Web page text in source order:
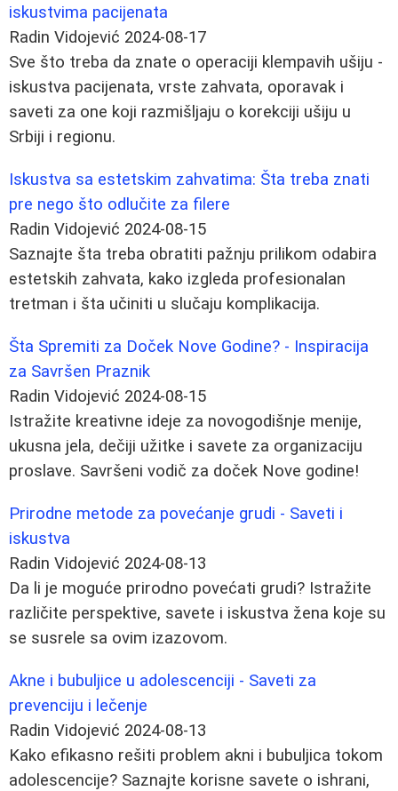
iskustvima pacijenata
Radin Vidojević 2024-08-17
Sve što treba da znate o operaciji klempavih ušiju -
iskustva pacijenata, vrste zahvata, oporavak i
saveti za one koji razmišljaju o korekciji ušiju u
Srbiji i regionu.
Iskustva sa estetskim zahvatima: Šta treba znati
pre nego što odlučite za filere
Radin Vidojević 2024-08-15
Saznajte šta treba obratiti pažnju prilikom odabira
estetskih zahvata, kako izgleda profesionalan
tretman i šta učiniti u slučaju komplikacija.
Šta Spremiti za Doček Nove Godine? - Inspiracija
za Savršen Praznik
Radin Vidojević 2024-08-15
Istražite kreativne ideje za novogodišnje menije,
ukusna jela, dečiji užitke i savete za organizaciju
proslave. Savršeni vodič za doček Nove godine!
Prirodne metode za povećanje grudi - Saveti i
iskustva
Radin Vidojević 2024-08-13
Da li je moguće prirodno povećati grudi? Istražite
različite perspektive, savete i iskustva žena koje su
se susrele sa ovim izazovom.
Akne i bubuljice u adolescenciji - Saveti za
prevenciju i lečenje
Radin Vidojević 2024-08-13
Kako efikasno rešiti problem akni i bubuljica tokom
adolescencije? Saznajte korisne savete o ishrani,